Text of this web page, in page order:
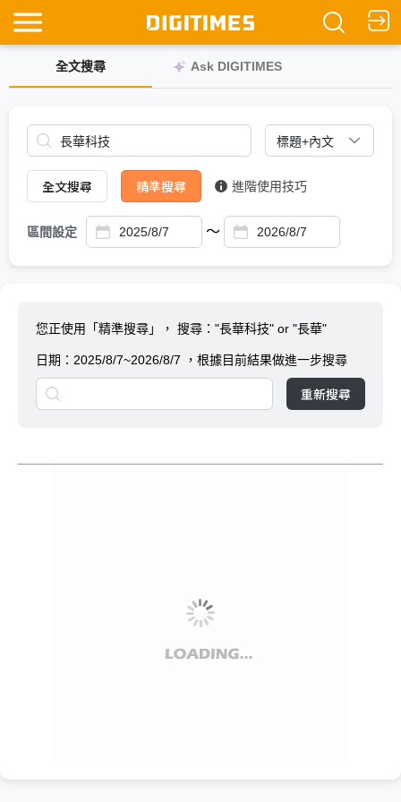
全文搜尋 Ask DIGITIMES
全文搜尋 精準搜尋 進階使用技巧
區間設定 ～
您正使用「精準搜尋」， 搜尋："長華科技" or "長華"
日期： 2025/8/7~2026/8/7 ，根據目前結果做進一步搜尋
重新搜尋